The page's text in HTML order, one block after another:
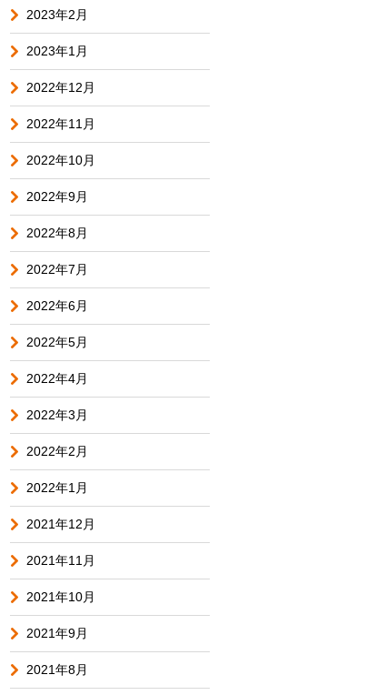
2023年2月
2023年1月
2022年12月
2022年11月
2022年10月
2022年9月
2022年8月
2022年7月
2022年6月
2022年5月
2022年4月
2022年3月
2022年2月
2022年1月
2021年12月
2021年11月
2021年10月
2021年9月
2021年8月